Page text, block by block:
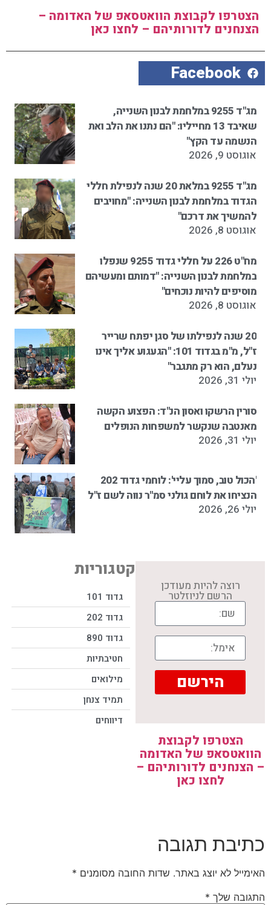
הצטרפו לקבוצת הוואטסאפ של האדומה –
הצנחנים לדורותיהם – לחצו כאן
Facebook
מג"ד 9255 במלחמת לבנון השנייה,
שאיבד 13 מחייליו: "הם נתנו את הלב ואת
הנשמה עד הקץ"
אוגוסט 9, 2026
מג"ד 9255 במלאת 20 שנה לנפילת חללי
הגדוד במלחמת לבנון השנייה: "מחויבים
להמשיך את דרכם"
אוגוסט 8, 2026
מח"ט 226 על חללי גדוד 9255 שנפלו
במלחמת לבנון השנייה: "דמותם ומעשיהם
מוסיפים להיות נוכחים"
אוגוסט 8, 2026
20 שנה לנפילתו של סגן יפתח שרייר
ז"ל, מ"מ בגדוד 101: "הגעגוע אליך אינו
נעלם, הוא רק מתגבר"
יולי 31, 2026
סורין הרשקו ואסון הנ"ד: הפצוע הקשה
מאנטבה שנקשר למשפחות הנופלים
יולי 31, 2026
'הכול טוב, סמוך עליי': לוחמי גדוד 202
הנציחו את לוחם גולני סמ"ר נווה לשם ז"ל
יולי 26, 2026
קטגוריות
גדוד 101
גדוד 202
גדוד 890
חטיבתיות
מילואים
תמיד צנחן
דיווחים
רוצה להיות מעודכן
הרשם לניוזלטר
הירשם
הצטרפו לקבוצת
הוואטסאפ של האדומה
– הצנחנים לדורותיהם –
לחצו כאן
כתיבת תגובה
האימייל לא יוצג באתר. שדות החובה מסומנים *
התגובה שלך *